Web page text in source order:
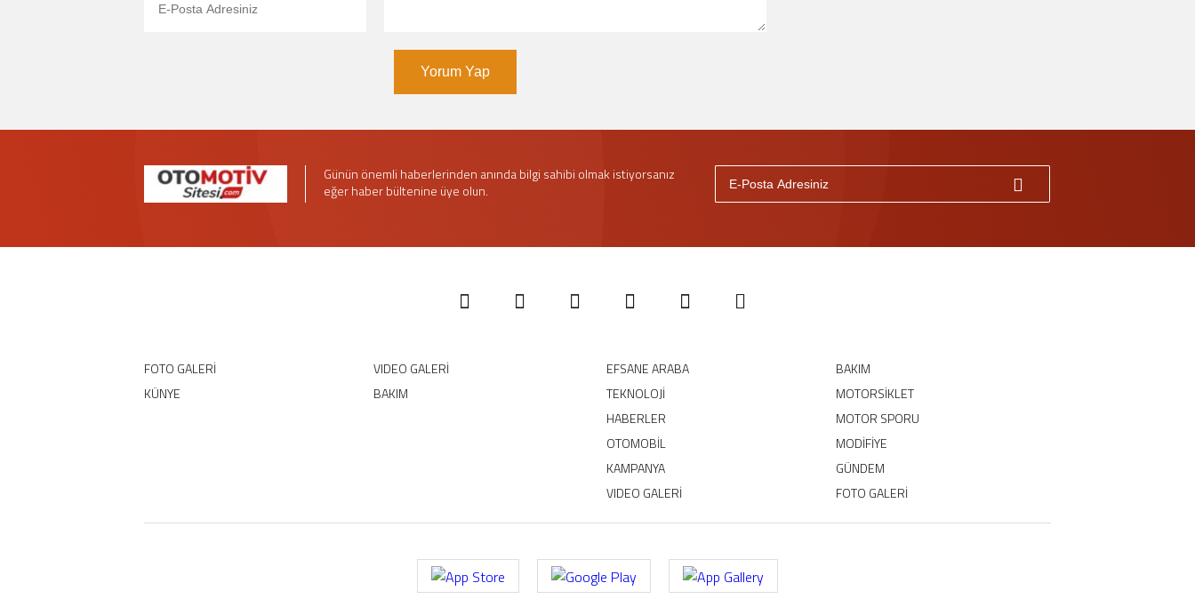
Yorum Yap
Günün önemli haberlerinden anında bilgi sahibi olmak istiyorsanız
eğer haber bültenine üye olun.
FOTO GALERİ
VIDEO GALERİ
KÜNYE
BAKIM
EFSANE ARABA
BAKIM
TEKNOLOJİ
MOTORSİKLET
HABERLER
MOTOR SPORU
OTOMOBİL
MODİFİYE
KAMPANYA
GÜNDEM
VIDEO GALERİ
FOTO GALERİ